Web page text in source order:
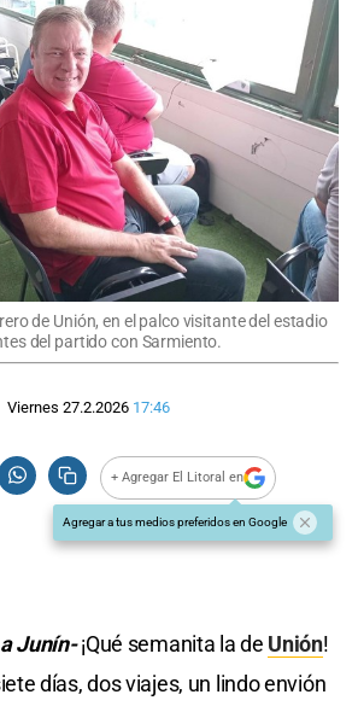
de Unión, en el palco visitante del estadio
del partido con Sarmiento.
Viernes 27.2.2026 17:46
+ Agregar El Litoral en
Agregar a tus medios preferidos en Google
Junín-¡Qué semanita la de Unión!
días, dos viajes, un lindo envión